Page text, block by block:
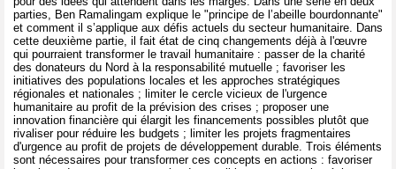
parties, Ben Ramalingam explique le "principe de l’abeille bourdonnante"
et comment il s’applique aux défis actuels du secteur humanitaire. Dans
cette deuxième partie, il fait état de cinq changements déjà à l'œuvre
qui pourraient transformer le travail humanitaire : passer de la charité
des donateurs du Nord à la responsabilité mutuelle ; favoriser les
initiatives des populations locales et les approches stratégiques
régionales et nationales ; limiter le cercle vicieux de l'urgence
humanitaire au profit de la prévision des crises ; proposer une
innovation financière qui élargit les financements possibles plutôt que
rivaliser pour réduire les budgets ; limiter les projets fragmentaires
d'urgence au profit de projets de développement durable. Trois éléments
sont nécessaires pour transformer ces concepts en actions : favoriser